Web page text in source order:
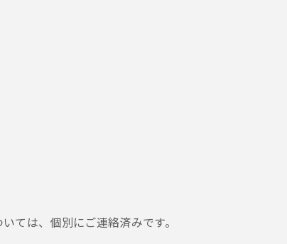
ては、個別にご連絡済みです。